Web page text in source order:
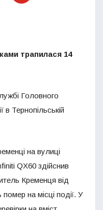
трапилася 14
Головного
в Тернопільській
на вулиці
QX60 здійснив
Кременця від
на місці події. У